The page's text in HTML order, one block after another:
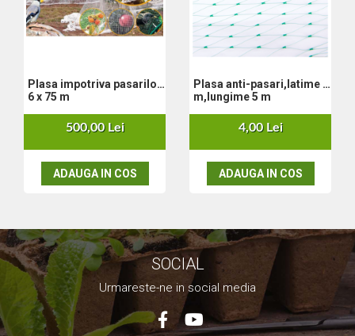
Set aer comprimat
Compresoare
Scule Electrice
Bormasini
Aparate de sudura
Capsatoare electrice
Ciocane electro-pneumatice
Fierastrau circular
Fierastrau electric
Fierastrau pendular vertical
Ferastraie stationare
Polizor unghiular
Plasa impotriva pasarilor
6 x 75 m
500,00 Lei
ADAUGA IN COS
Plasa anti-pasari,latime 2
m,lungime 5 m
4,00 Lei
ADAUGA IN COS
SOCIAL
Urmareste-ne in social media